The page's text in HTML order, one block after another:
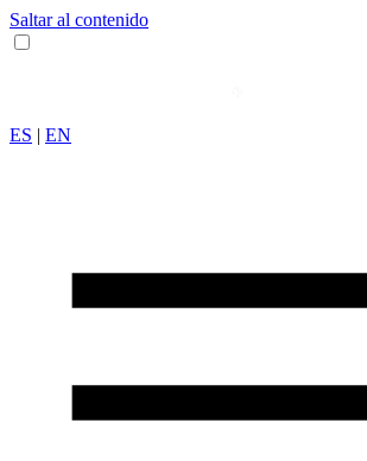
Saltar al contenido
ES | EN